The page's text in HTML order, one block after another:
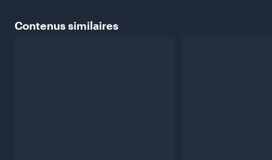
Contenussimilaires